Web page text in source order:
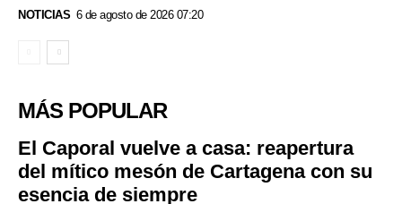
NOTICIAS 6 de agosto de 2026 07:20
MÁS POPULAR
El Caporal vuelve a casa: reapertura
del mítico mesón de Cartagena con su
esencia de siempre